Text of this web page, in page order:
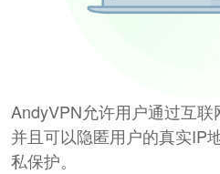
AndyVPN允许用户通过互联
并且可以隐匿用户的真实IP
私保护。